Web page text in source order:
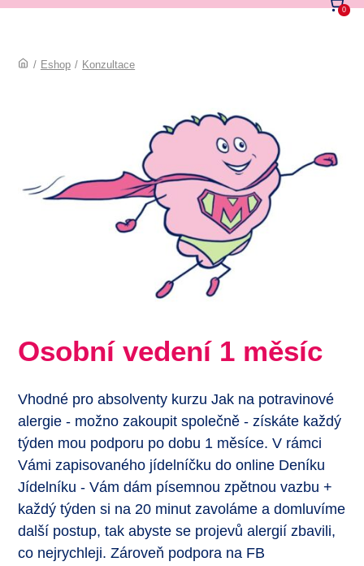
0
/ Eshop / Konzultace
Osobní vedení 1 měsíc
Vhodné pro absolventy kurzu Jak na potravinové
alergie - možno zakoupit společně - získáte každý
týden mou podporu po dobu 1 měsíce. V rámci
Vámi zapisovaného jídelníčku do online Deníku
Jídelníku - Vám dám písemnou zpětnou vazbu +
každý týden si na 20 minut zavoláme a domluvíme
další postup, tak abyste se projevů alergií zbavili,
co nejrychleji. Zároveň podpora na FB